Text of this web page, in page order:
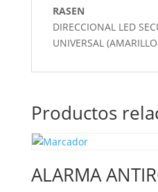
RASEN
DIRECCIONAL LED
UNIVERSAL
Productos
ALARMA